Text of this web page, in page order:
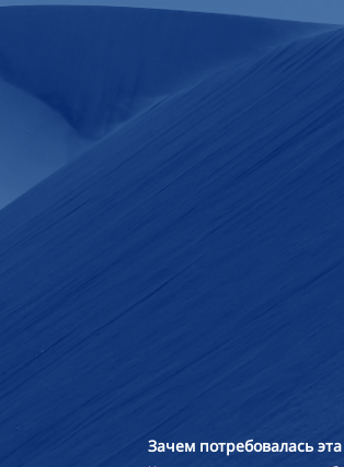
Зачем потребовалась